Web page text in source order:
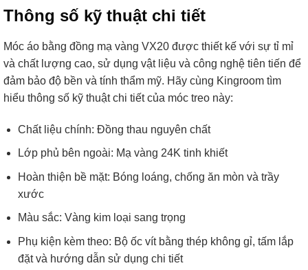
Thông số kỹ thuật chi tiết
Móc áo bằng đồng mạ vàng VX20 được thiết kế với sự tỉ mỉ
và chất lượng cao, sử dụng vật liệu và công nghệ tiên tiến để
đảm bảo độ bền và tính thẩm mỹ. Hãy cùng Kingroom tìm
hiểu thông số kỹ thuật chi tiết của móc treo này:
Chất liệu chính: Đồng thau nguyên chất
Lớp phủ bên ngoài: Mạ vàng 24K tinh khiết
Hoàn thiện bề mặt: Bóng loáng, chống ăn mòn và trầy
xước
Màu sắc: Vàng kim loại sang trọng
Phụ kiện kèm theo: Bộ ốc vít bằng thép không gỉ, tấm lắp
đặt và hướng dẫn sử dụng chi tiết